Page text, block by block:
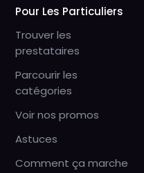
Pour Les Particuliers
Trouver les
prestataires
Parcourir les
catégories
Voir nos promos
Astuces
Comment ça marche